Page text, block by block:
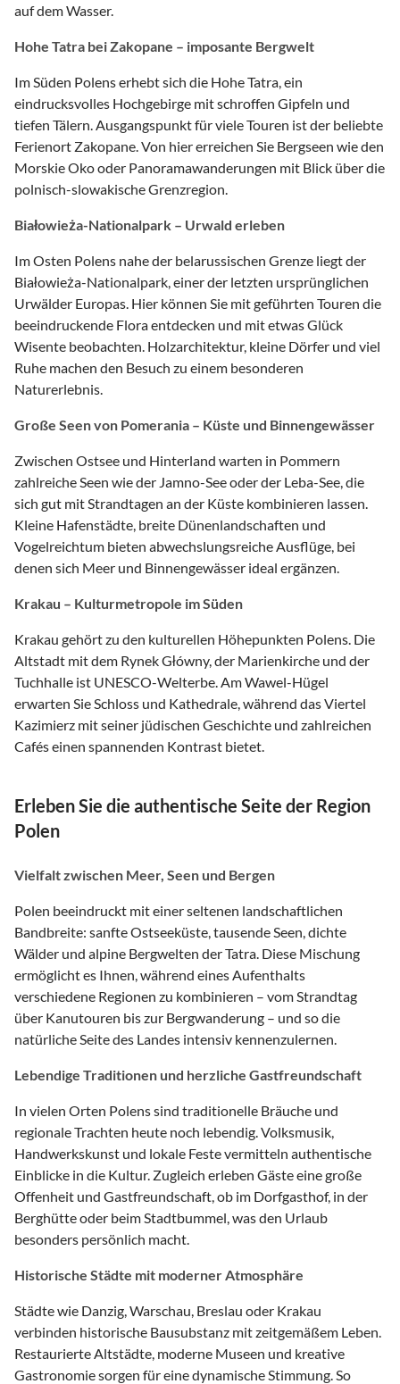
auf dem Wasser.
Hohe Tatra bei Zakopane – imposante Bergwelt
Im Süden Polens erhebt sich die Hohe Tatra, ein
eindrucksvolles Hochgebirge mit schroffen Gipfeln und
tiefen Tälern. Ausgangspunkt für viele Touren ist der beliebte
Ferienort Zakopane. Von hier erreichen Sie Bergseen wie den
Morskie Oko oder Panoramawanderungen mit Blick über die
polnisch-slowakische Grenzregion.
Białowieża-Nationalpark – Urwald erleben
Im Osten Polens nahe der belarussischen Grenze liegt der
Białowieża-Nationalpark, einer der letzten ursprünglichen
Urwälder Europas. Hier können Sie mit geführten Touren die
beeindruckende Flora entdecken und mit etwas Glück
Wisente beobachten. Holzarchitektur, kleine Dörfer und viel
Ruhe machen den Besuch zu einem besonderen
Naturerlebnis.
Große Seen von Pomerania – Küste und Binnengewässer
Zwischen Ostsee und Hinterland warten in Pommern
zahlreiche Seen wie der Jamno-See oder der Leba-See, die
sich gut mit Strandtagen an der Küste kombinieren lassen.
Kleine Hafenstädte, breite Dünenlandschaften und
Vogelreichtum bieten abwechslungsreiche Ausflüge, bei
denen sich Meer und Binnengewässer ideal ergänzen.
Krakau – Kulturmetropole im Süden
Krakau gehört zu den kulturellen Höhepunkten Polens. Die
Altstadt mit dem Rynek Główny, der Marienkirche und der
Tuchhalle ist UNESCO-Welterbe. Am Wawel-Hügel
erwarten Sie Schloss und Kathedrale, während das Viertel
Kazimierz mit seiner jüdischen Geschichte und zahlreichen
Cafés einen spannenden Kontrast bietet.
Erleben Sie die authentische Seite der Region
Polen
Vielfalt zwischen Meer, Seen und Bergen
Polen beeindruckt mit einer seltenen landschaftlichen
Bandbreite: sanfte Ostseeküste, tausende Seen, dichte
Wälder und alpine Bergwelten der Tatra. Diese Mischung
ermöglicht es Ihnen, während eines Aufenthalts
verschiedene Regionen zu kombinieren – vom Strandtag
über Kanutouren bis zur Bergwanderung – und so die
natürliche Seite des Landes intensiv kennenzulernen.
Lebendige Traditionen und herzliche Gastfreundschaft
In vielen Orten Polens sind traditionelle Bräuche und
regionale Trachten heute noch lebendig. Volksmusik,
Handwerkskunst und lokale Feste vermitteln authentische
Einblicke in die Kultur. Zugleich erleben Gäste eine große
Offenheit und Gastfreundschaft, ob im Dorfgasthof, in der
Berghütte oder beim Stadtbummel, was den Urlaub
besonders persönlich macht.
Historische Städte mit moderner Atmosphäre
Städte wie Danzig, Warschau, Breslau oder Krakau
verbinden historische Bausubstanz mit zeitgemäßem Leben.
Restaurierte Altstädte, moderne Museen und kreative
Gastronomie sorgen für eine dynamische Stimmung. So